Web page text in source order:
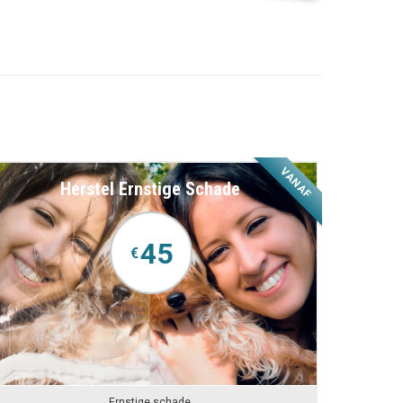
VANAF
Herstel Ernstige Schade
€45